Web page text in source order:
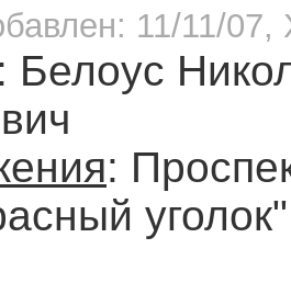
11/11/07,
: Белоус
:
уголок"